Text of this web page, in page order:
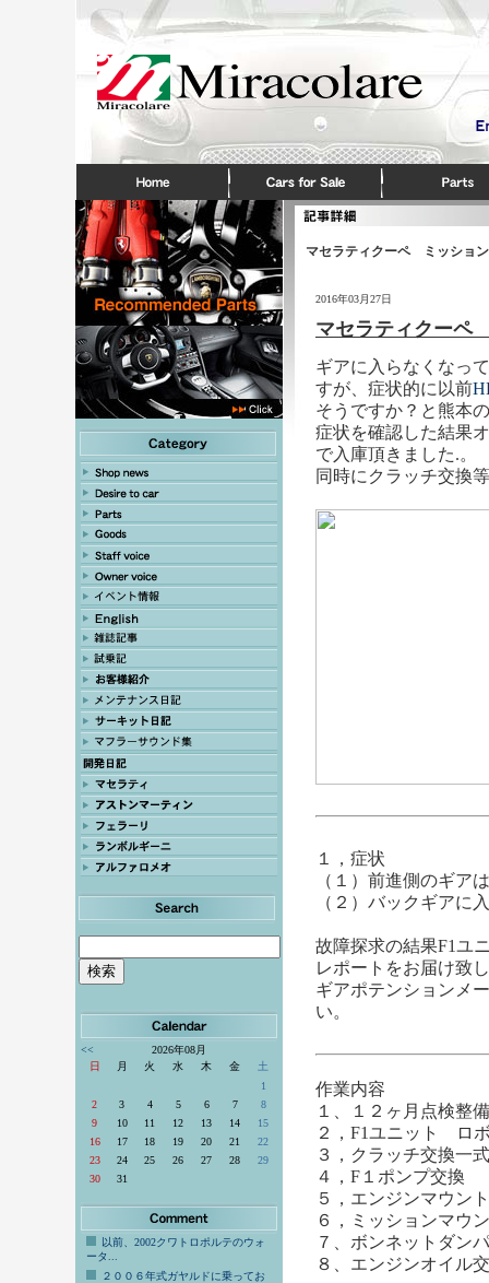
<<
2026年08月
日
月 火 水 木 金
土
1
2
3 4 5 6 7
8
9
10 11 12 13 14
15
16
17 18 19 20 21
22
23
24 25 26 27 28
29
30
31
以前、2002クワトロポルテのウォ
ータ...
２００６年式ガヤルドに乗ってお
マセラティクーペ ミッショ
2016年03月27日
マセラティクーペ
ギアに入らなくなっ
すが、症状的に以前
そうですか？と熊本
症状を確認した結果
で入庫頂きました.。
同時にクラッチ交換
１，症状
（１）前進側のギア
（２）バックギアに
故障探求の結果F1ユ
レポートをお届け致
ギアポテンションメ
い。
作業内容
１、１２ヶ月点検整備
２，F1ユニット ロ
３，クラッチ交換一式
４，F１ポンプ交換
５，エンジンマウン
６，ミッションマウ
７、ボンネットダン
８、エンジンオイル